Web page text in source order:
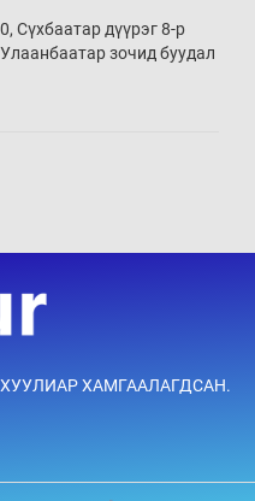
тогтоох нь
хүртэв
Сүхбаатар дүүрэг 8-р
зочид буудал
ХУУЛИАР ХАМГААЛАГДСАН.